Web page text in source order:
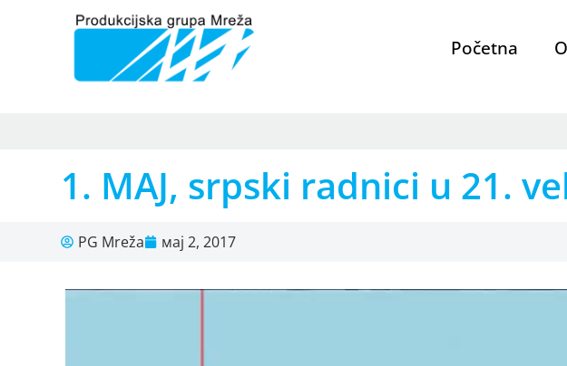
Početna
1. MAJ, srpski radnici u 21.
PG Mreža мај 2, 2017